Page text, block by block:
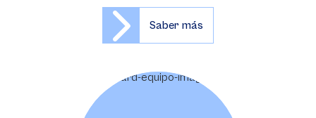
Saber más